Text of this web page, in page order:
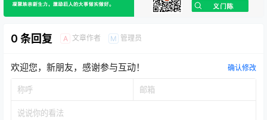
0 条回复 A 文章作者 M 管理员
欢迎您，新朋友，感谢参与互动！ 确认修改